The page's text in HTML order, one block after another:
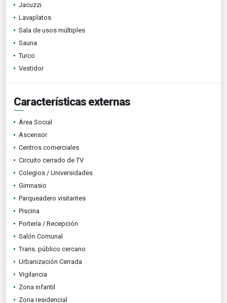
Jacuzzi
Lavaplatos
Sala de usos múltiples
Sauna
Turco
Vestidor
Características externas
Área Social
Ascensor
Centros comerciales
Circuito cerrado de TV
Colegios / Universidades
Gimnasio
Parqueadero visitantes
Piscina
Portería / Recepción
Salón Comunal
Trans. público cercano
Urbanización Cerrada
Vigilancia
Zona infantil
Zona residencial